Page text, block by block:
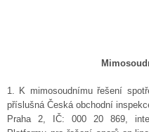
1. K mimosoudnímu řešení
příslušná Česká obchodní
Praha 2, IČ: 000 20 869,